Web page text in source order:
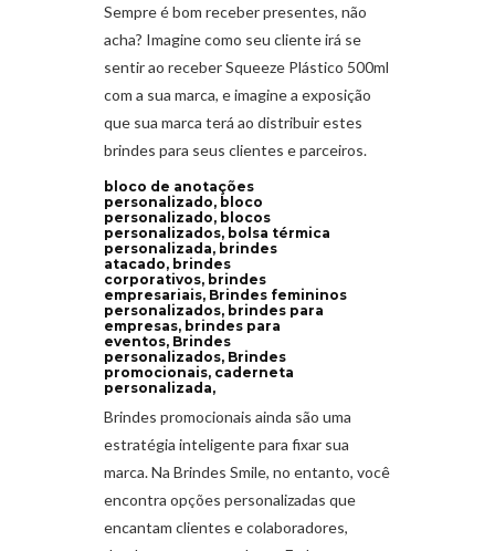
Sempre é bom receber presentes, não
acha? Imagine como seu cliente irá se
sentir ao receber Squeeze Plástico 500ml
com a sua marca, e imagine a exposição
que sua marca terá ao distribuir estes
brindes para seus clientes e parceiros.
bloco de anotações
personalizado, bloco
personalizado, blocos
personalizados, bolsa térmica
personalizada, brindes
atacado, brindes
corporativos, brindes
empresariais, Brindes femininos
personalizados, brindes para
empresas, brindes para
eventos, Brindes
personalizados, Brindes
promocionais, caderneta
personalizada,
Brindes promocionais ainda são uma
estratégia inteligente para fixar sua
marca. Na Brindes Smile, no entanto, você
encontra opções personalizadas que
encantam clientes e colaboradores,